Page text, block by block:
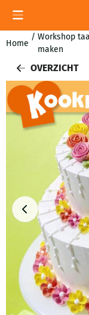
Cookievoorkeuren
Home
/ Workshop
maken
OVERZICHT